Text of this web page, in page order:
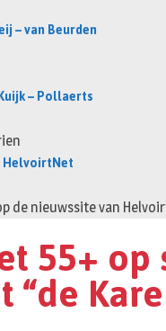
– van Beurden
– Pollaerts
de nieuwssite van
55+ op
“de